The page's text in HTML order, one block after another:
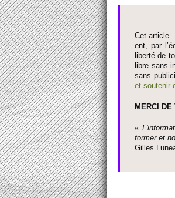
Cet article
ent, par
liberté de
libre sans
sans
et so­utenir
MERCI DE
«
former et
Gi­lles